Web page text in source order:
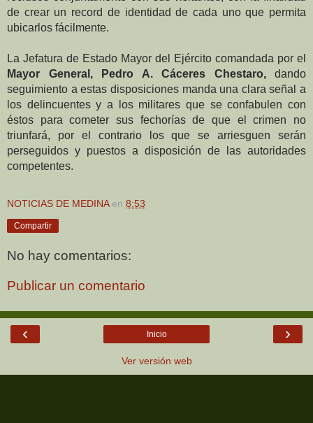
de crear un record de identidad de cada uno que permita
ubicarlos fácilmente.
La Jefatura de Estado Mayor del Ejército comandada por el
Mayor General, Pedro A. Cáceres Chestaro, dando
seguimiento a estas disposiciones manda una clara señal a
los delincuentes y a los militares que se confabulen con
éstos para cometer sus fechorías de que el crimen no
triunfará, por el contrario los que se arriesguen serán
perseguidos y puestos a disposición de las autoridades
competentes.
NOTICIAS DE MEDINA en 8:53
Compartir
No hay comentarios:
Publicar un comentario
‹ ›
Inicio
Ver versión web